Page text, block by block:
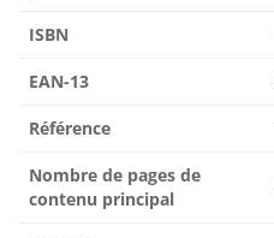
ISBN
EAN-13
Référence
Nombre de pages de
contenu principal